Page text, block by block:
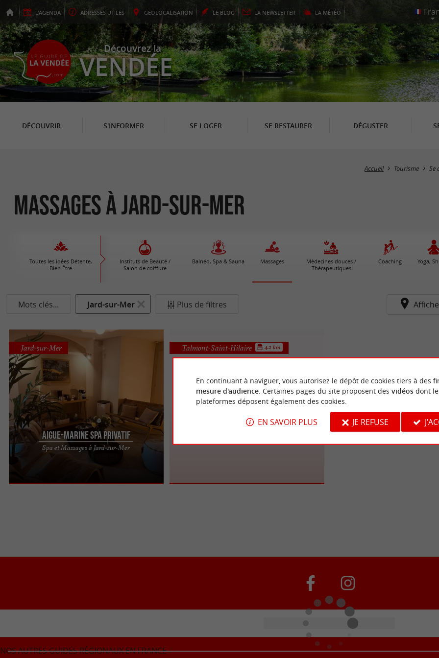
L'AGENDA ADRESSES UTILES GEOLOCALISATION LE BLOG LA NEWSLETTER LA MÉTÉO
Découvrez la
VENDÉE
DÉCOUVRIR S'INFORMER SE LOGER SE RESTAURER DÉGUSTER
Accueil Tourisme Se
Massages à Jard-sur-Mer
Toutes les idées Détente,
Bien Être
Instituts de Beauté /
Salon de coiffure
Balnéo, Spa & Sauna Massages
Médecines douces /
Thérapeutiques
Coaching Yoga,
Mots clés... Jard-sur-Mer Plus de filtres
Aigue-Marine Spa Privatif
Spa et Massages à Jard-sur-Mer
Jard-sur-Mer
Chez Aigue-Marine Spa Privatif, à Jard-sur-Mer en
Vendée, chaque massage est une véritable
Talmont-Saint-Hilaire 4.2 km
NOS AUTRES GUIDES RÉGIONAUX EN FRANCE
En continuant à naviguer, vous autorisez le dépôt de cookies tiers à des
mesure d'audience. Certaines pages du site proposent des vidéosdont
plateformes déposent également des cookies.
EN SAVOIR PLUS JE REFUSE